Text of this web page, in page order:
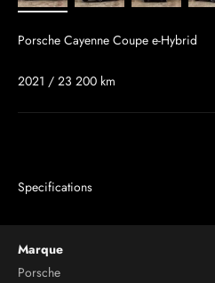
Porsche Cayenne Coupe e-Hybrid
2021 / 23 200 km
Specifications
Marque
Porsche